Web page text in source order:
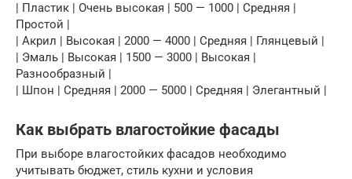
| Пластик | Очень высокая | 500 — 1000 | Средняя |
Простой |
| Акрил | Высокая | 2000 — 4000 | Средняя | Глянцевый |
| Эмаль | Высокая | 1500 — 3000 | Высокая |
Разнообразный |
| Шпон | Средняя | 2000 — 5000 | Средняя | Элегантный |
Как выбрать влагостойкие фасады
При выборе влагостойких фасадов необходимо
учитывать бюджет, стиль кухни и условия